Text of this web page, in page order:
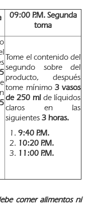
09:00 P.M. Segunda
toma
5
5
Tome el contenido del
segundo sobre del
producto, después
tome mínimo3 vasos
de 250 ml de líquidos
claros en las
siguientes3horas.
9:40 P.M.
10:20 P.M.
11:00 P.M.
comer alimentos ni